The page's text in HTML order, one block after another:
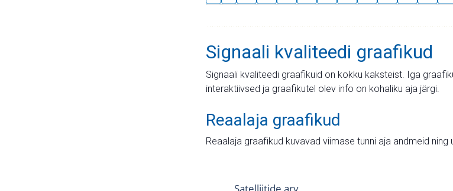
Signaali kvaliteedi graafikud
Signaali kvaliteedi graafikuid on kokku kaksteist. Iga
interaktiivsed ja graafikutel olev info on kohaliku aja järgi.
Reaalaja graafikud
Reaalaja graafikud kuvavad viimase tunni aja andmeid ning